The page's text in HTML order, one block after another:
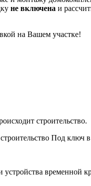
не включена и
на Вашем участке!
строительство.
Под ключ в
устройства